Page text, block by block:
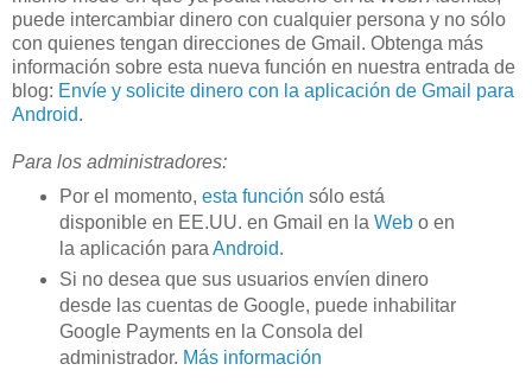
puede intercambiar dinero con cualquier persona y no sólo
con quienes tengan direcciones de Gmail. Obtenga más
información sobre esta nueva función en nuestra entrada de
blog: Envíe y solicite dinero con la aplicación de Gmail para
Android.
Para los administradores:
Por el momento, esta función sólo está
disponible en EE.UU. en Gmail en la Webo en
la aplicación para Android.
Si no desea que sus usuarios envíen dinero
desde las cuentas de Google, puede inhabilitar
Google Payments en la Consola del
administrador. Más información